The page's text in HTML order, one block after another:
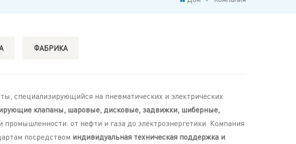
ФАБРИКА
специализирующийся на пневматических и электрических
клапаны, шаровые, дисковые, задвижки, шиберные,
от нефти и газа до электроэнергетики. Компания
посредством индивидуальная техническая поддержка и